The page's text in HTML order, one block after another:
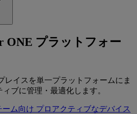
ONE プラットフォー
レイスを単一プラットフォームにま
ブに管理・最適化します。
ーム向け プロアクティブなデバイス